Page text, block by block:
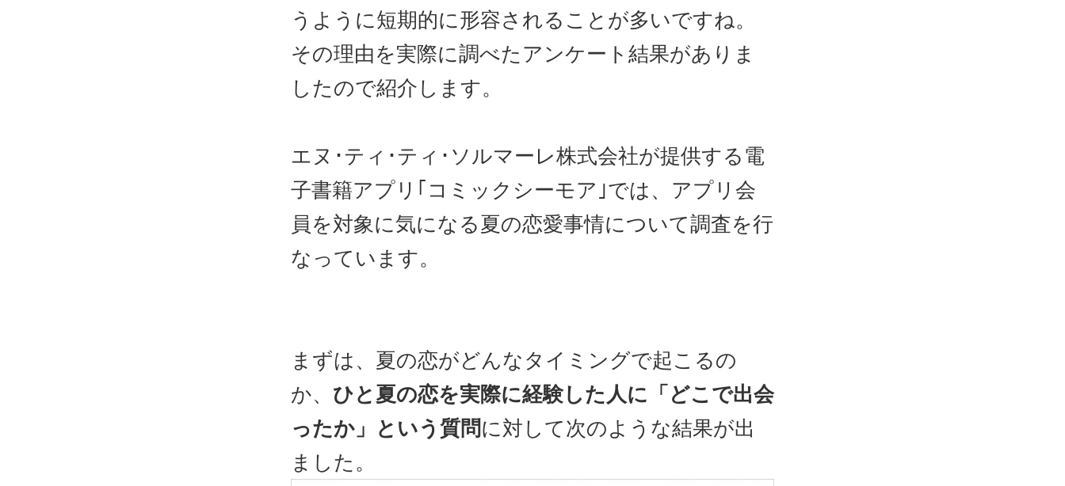
うように短期的に形容されることが多いですね。
その理由を実際に調べたアンケート結果がありま
したので紹介します。
エヌ･ティ･ティ･ソルマーレ株式会社が提供する電
子書籍アプリ｢コミックシーモア｣では、アプリ会
員を対象に気になる夏の恋愛事情について調査を行
なっています。
まずは、夏の恋がどんなタイミングで起こるの
か、 ひと夏の恋を実際に経験した人に「どこで出会
ったか」という質問に対して次のような結果が出
ました。